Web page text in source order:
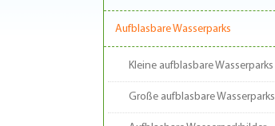
Aufblasbare Wasserparks
Kleine aufblasbare Wasserparks
Große aufblasbare Wasserparks